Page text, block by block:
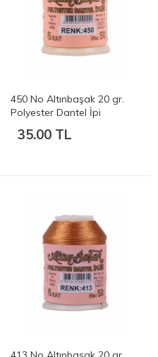
450 No Altınbaşak 20 gr.
Polyester Dantel İpi
35.00 TL